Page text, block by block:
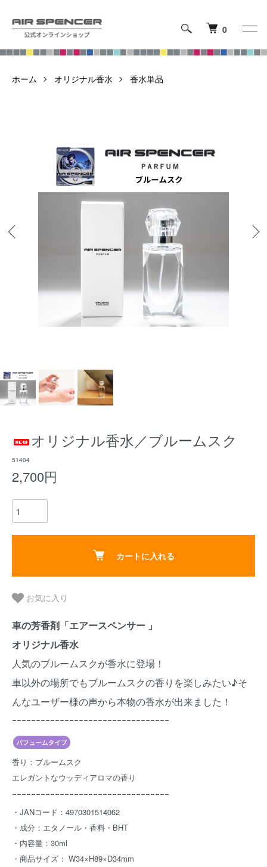
0
ホーム オリジナル香水 香水単品
オリジナル香水／ブルームスク
51404
2,700円
カートに入れる
お気に入り
車の芳香剤「エアースペンサー 」
オリジナル香水
人気のブルームスクが香水に登場！
車以外の場所でもブルームスクの香りを楽しみたい♪そ
んなユーザー様の声から本物の香水が出来ました！
ｰｰｰｰｰｰｰｰｰｰｰｰｰｰｰｰｰｰｰｰｰｰｰｰｰｰｰｰｰｰｰｰｰ
香り：ブルームスク
エレガントなウッディアロマの香り
ｰｰｰｰｰｰｰｰｰｰｰｰｰｰｰｰｰｰｰｰｰｰｰｰｰｰｰｰｰｰｰｰｰ
・JANコード：4970301514062
・成分：エタノール・香料・BHT
・内容量：30ml
・商品サイズ： W34×H89×D34mm